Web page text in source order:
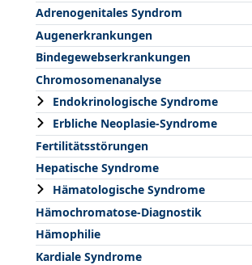
Adrenogenitales Syndrom
Augenerkrankungen
Bindegewebserkrankungen
Chromosomenanalyse
Endokrinologische Syndrome
Erbliche Neoplasie-Syndrome
Fertilitätsstörungen
Hepatische Syndrome
Hämatologische Syndrome
Hämochromatose-Diagnostik
Hämophilie
Kardiale Syndrome